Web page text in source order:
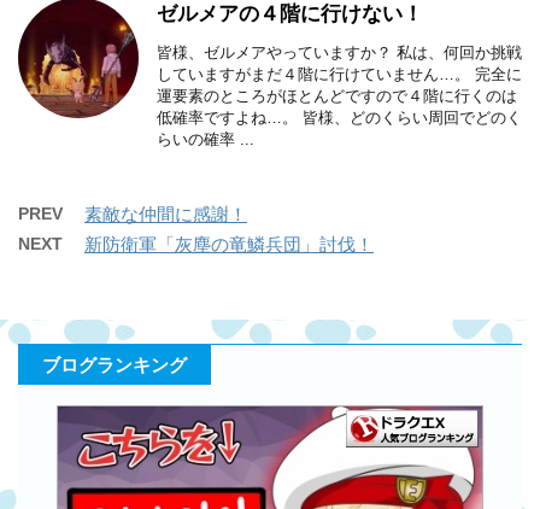
ゼルメアの４階に行けない！
皆様、ゼルメアやっていますか？ 私は、何回か挑戦
していますがまだ４階に行けていません…。 完全に
運要素のところがほとんどですので４階に行くのは
低確率ですよね…。 皆様、どのくらい周回でどのく
らいの確率 ...
PREV 素敵な仲間に感謝！
NEXT 新防衛軍「灰塵の竜鱗兵団」討伐！
ブログランキング